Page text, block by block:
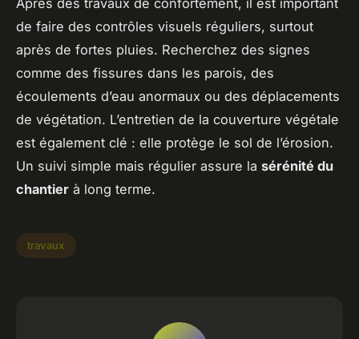
de faire des contrôles visuels réguliers, surtout
après de fortes pluies. Recherchez des signes
comme des fissures dans les parois, des
écoulements d’eau anormaux ou des déplacements
de végétation. L’entretien de la couverture végétale
est également clé : elle protège le sol de l’érosion.
Un suivi simple mais régulier assure la sérénité du
chantier à long terme.
travaux